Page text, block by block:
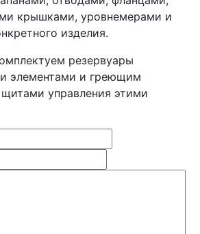
крышками, уровнемерами и
изделия.
резервуары
элементами и греющим
управления этими